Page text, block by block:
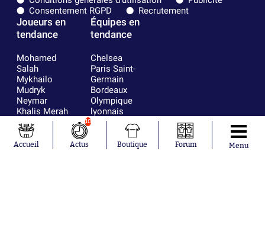
Conditions générales d'utilisation
Publicité
Consentement RGPD
Recrutement
Joueurs en
Mohamed
Salah
Mykhailo
Mudryk
Neymar
Khalis Merah
Loïs Openda
Moussa
Équipes en
Chelsea
Paris Saint-
Germain
Bordeaux
Olympique
lyonnais
Real Madrid
Accueil
10
Actus Boutique Forum Menu